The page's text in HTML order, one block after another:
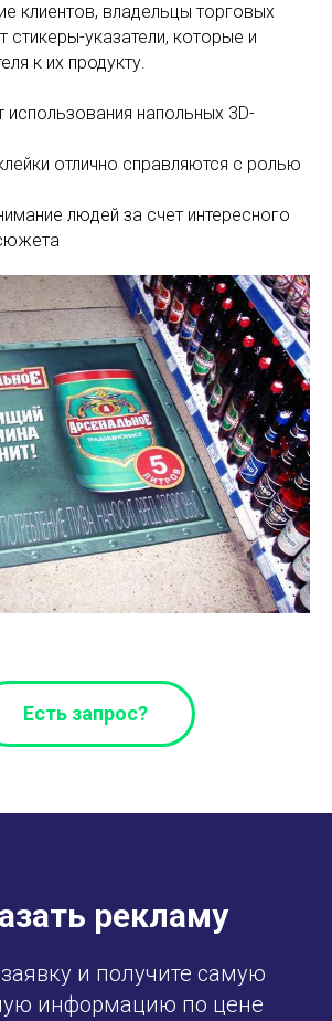
клиентов, владельцы торговых
стикеры-указатели, которые и
к их продукту.
напольных 3D-
отлично справляются с ролью
людей за счет интересного
Есть запрос?
рекламу
и получите самую
информацию по цене